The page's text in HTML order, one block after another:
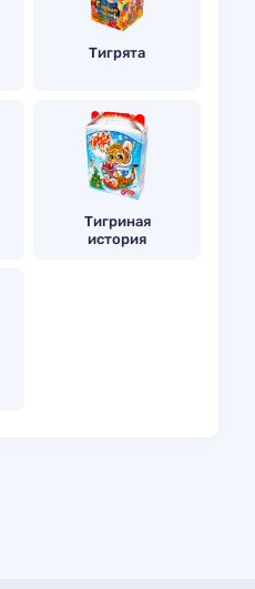
Тигрята
Тигриная
история